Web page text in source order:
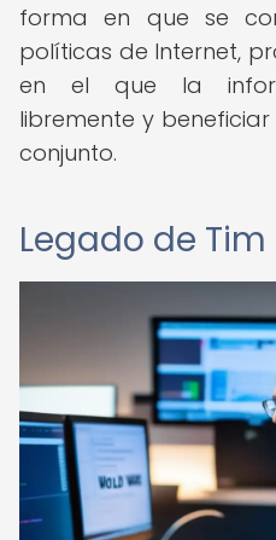
forma en que se
políticas de Internet,
en el que la
libremente y
conjunto.
Legado de